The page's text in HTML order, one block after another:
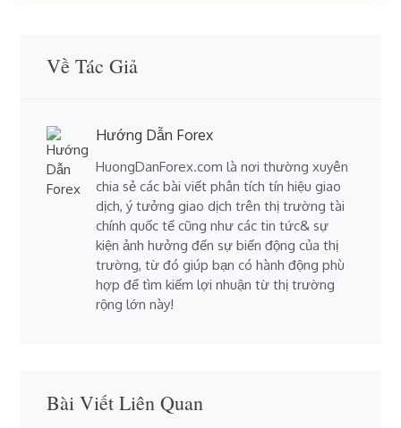
Về Tác Giả
Hướng Dẫn Forex
HuongDanForex.com là nơi thường xuyên
chia sẻ các bài viết phân tích tín hiệu giao
dịch, ý tưởng giao dịch trên thị trường tài
chính quốc tế cũng như các tin tức& sự
kiện ảnh hưởng đến sự biến động của thị
trường, từ đó giúp bạn có hành động phù
hợp để tìm kiếm lợi nhuận từ thị trường
rộng lớn này!
Bài Viết Liên Quan